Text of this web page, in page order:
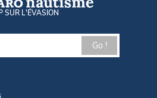
SUR L'ÉVASION
Go !